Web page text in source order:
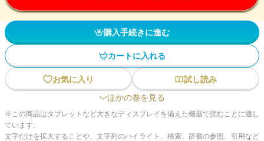
購入手続きに進む
カートに入れる
お気に入り
試し読み
ほかの巻を見る
※この商品はタブレットなど大きなディスプレイを備えた機器で読むことに適し
ています。
文字だけを拡大することや、文字列のハイライト、検索、辞書の参照、引用など